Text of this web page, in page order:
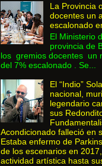
La Provincia
docentes un
escalonado
El Ministerio
provincia de
los gremios docentes un
del 7% escalonado . Se...
El “Indio”
nacional,
legendario
sus
Acondicionado falleció en
Estaba enfermo de
de los escenarios en
actividad artística hasta